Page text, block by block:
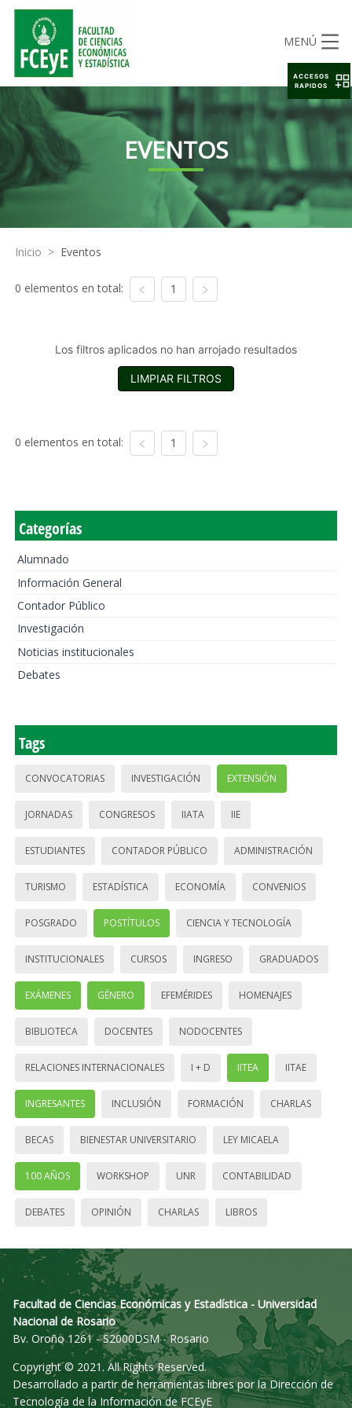
MENÚ
EVENTOS
Inicio > Eventos
0 elementos en total: 1
Los filtros aplicados no han arrojado resultados
LIMPIAR FILTROS
0 elementos en total: 1
Categorías
Alumnado
Información General
Contador Público
Investigación
Noticias institucionales
Debates
Tags
CONVOCATORIAS INVESTIGACIÓN EXTENSIÓN
JORNADAS CONGRESOS IIATA IIE
ESTUDIANTES CONTADOR PÚBLICO ADMINISTRACIÓN
TURISMO ESTADÍSTICA ECONOMÍA CONVENIOS
POSGRADO POSTÍTULOS CIENCIA Y TECNOLOGÍA
INSTITUCIONALES CURSOS INGRESO GRADUADOS
EXÁMENES GÉNERO EFEMÉRIDES HOMENAJES
BIBLIOTECA DOCENTES NODOCENTES
RELACIONES INTERNACIONALES I + D IITEA IITAE
INGRESANTES INCLUSIÓN FORMACIÓN CHARLAS
BECAS BIENESTAR UNIVERSITARIO LEY MICAELA
100 AÑOS WORKSHOP UNR CONTABILIDAD
DEBATES OPINIÓN CHARLAS LIBROS
Facultad de Ciencias Económicas y Estadística - Universidad
Nacional de Rosario
Bv. Oroño 1261 - S2000DSM - Rosario
Copyright © 2021. All Rights Reserved.
Desarrollado a partir de herramientas libres por la Dirección de
Tecnología de la Información de FCEyE
ACCESOS
RAPIDOS